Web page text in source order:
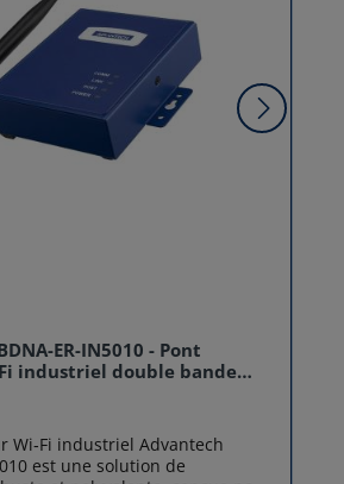
ER-IN5010 - Pont
industriel double bande
Wi‑Fi industriel Advantech
est une solution de